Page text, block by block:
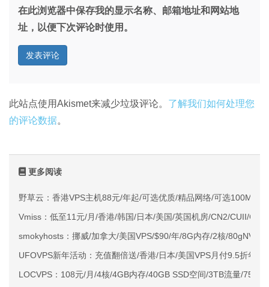
在此浏览器中保存我的显示名称、邮箱地址和网站地
址，以便下次评论时使用。
此站点使用Akismet来减少垃圾评论。 了解我们如何处理您
的评论数据。
更多阅读
野草云：香港VPS主机88元/年起/可选优质/精品网络/可选100M不
Vmiss：低至11元/月/香港/韩国/日本/美国/英国机房/CN2/CUII/
smokyhosts：挪威/加拿大/美国VPS/$90/年/8G内存/2核/
UFOVPS新年活动：充值翻倍送/香港/日本/美国VPS月付9.5折年
LOCVPS：108元/月/4核/4GB内存/40GB SSD空间/3TB流量/